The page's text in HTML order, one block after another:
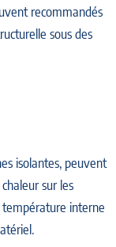
recommandés
sous des
isolantes, peuvent
sur les
température interne